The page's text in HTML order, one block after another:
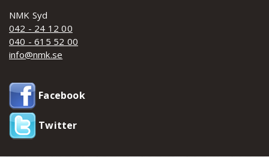
NMK Syd
042 - 24 12 00
040 - 615 52 00
info@nmk.se
Facebook
Twitter